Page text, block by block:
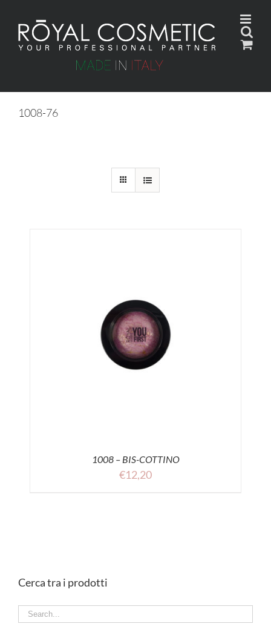
content
1008-76
1008 – BIS-COTTINO
€12,20
Cerca tra i prodotti